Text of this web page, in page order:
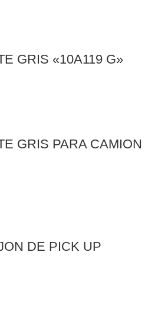
GRIS «10A119 G»
GRIS PARA CAMION
DE PICK UP